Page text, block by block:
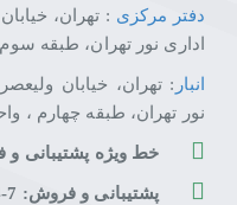
دفتر مرکزی : تهران،
اداری نور تهران، طبقه سوم،
انبار : تهران، خیابان
نور تهران، طبقه چهارم ، واحد
خط ویژه پشتیبانی و فروش:
پشتیبانی و فروش: 7-88228284-021